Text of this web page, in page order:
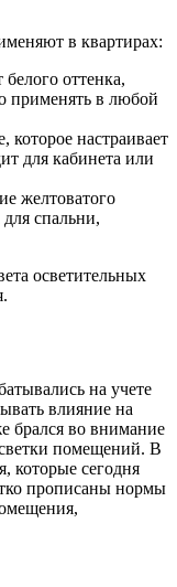
в квартирах:
оттенка,
применять в любой
которое настраивает
для кабинета или
желтоватого
для спальни,
осветительных
на учете
влияние на
брался во внимание
помещений. В
которые сегодня
прописаны нормы